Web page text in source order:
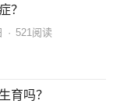
？
· 521 阅读
育吗？